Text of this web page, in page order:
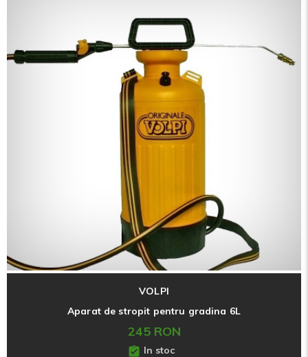
VOLPI
Aparat de stropit pentru gradina 6L
245 RON
In stoc